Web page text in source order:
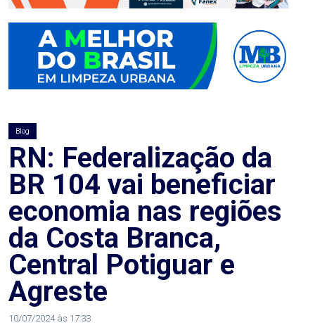
SOCIAL
ADMINISTRAÇÃO
AGOSTO
ALEGRIA
ALRN
ANIVERSARIANTE
ARTICULAÇÃO
PARLAMENTAR
Blog
RN: Federalização da
BR 104 vai beneficiar
economia nas regiões
da Costa Branca,
Central Potiguar e
Agreste
10/07/2024 às 17:33